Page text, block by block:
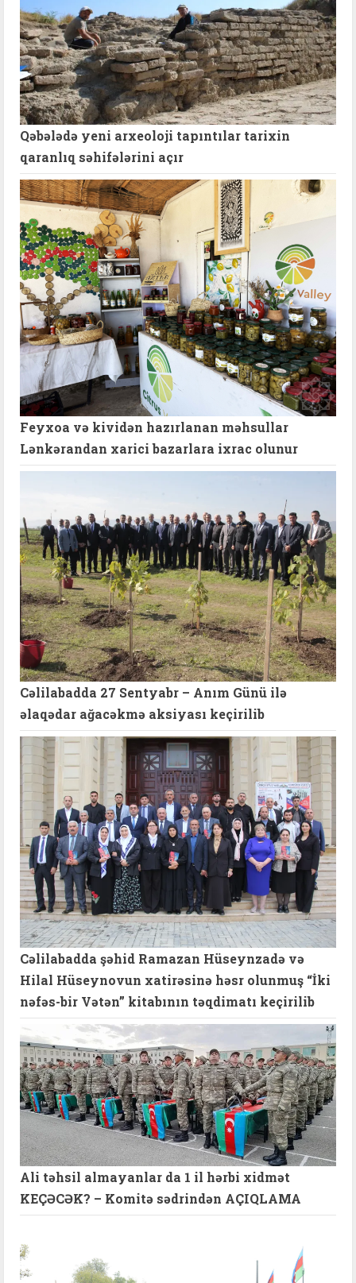
Qəbələdə yeni arxeoloji tapıntılar tarixin
qaranlıq səhifələrini açır
Feyxoa və kividən hazırlanan məhsullar
Lənkərandan xarici bazarlara ixrac olunur
Cəlilabadda 27 Sentyabr – Anım Günü ilə
əlaqədar ağacəkmə aksiyası keçirilib
Cəlilabadda şəhid Ramazan Hüseynzadə və
Hilal Hüseynovun xatirəsinə həsr olunmuş “İki
nəfəs-bir Vətən” kitabının təqdimatı keçirilib
Ali təhsil almayanlar da 1 il hərbi xidmət
KEÇƏCƏK? – Komitə sədrindən AÇIQLAMA